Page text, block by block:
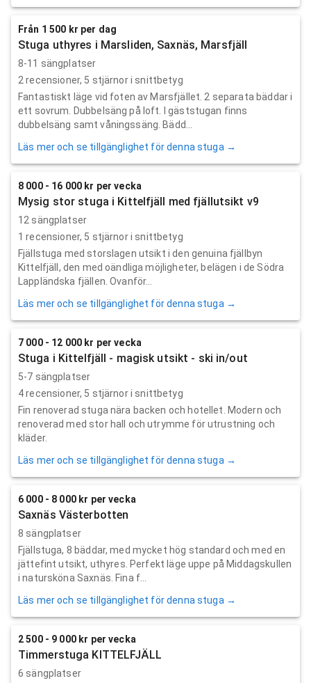
Från 1 500 kr per dag
Stuga uthyres i Marsliden, Saxnäs, Marsfjäll
8-11 sängplatser
2 recensioner, 5 stjärnor i snittbetyg
Fantastiskt läge vid foten av Marsfjället. 2 separata bäddar i
ett sovrum. Dubbelsäng på loft. I gäststugan finns
dubbelsäng samt våningssäng. Bädd...
Läs mer och se tillgänglighet för denna stuga →
8 000 - 16 000 kr per vecka
Mysig stor stuga i Kittelfjäll med fjällutsikt v9
12 sängplatser
1 recensioner, 5 stjärnor i snittbetyg
Fjällstuga med storslagen utsikt i den genuina fjällbyn
Kittelfjäll, den med oändliga möjligheter, belägen i de Södra
Lappländska fjällen. Ovanför...
Läs mer och se tillgänglighet för denna stuga →
7 000 - 12 000 kr per vecka
Stuga i Kittelfjäll - magisk utsikt - ski in/out
5-7 sängplatser
4recensioner, 5 stjärnor i snittbetyg
Fin renoverad stuga nära backen och hotellet. Modern och
renoverad med stor hall och utrymme för utrustning och
kläder.
Läs mer och se tillgänglighet för denna stuga →
6 000 - 8 000 kr per vecka
Saxnäs Västerbotten
8 sängplatser
Fjällstuga, 8 bäddar, med mycket hög standard och med en
jättefint utsikt, uthyres. Perfekt läge uppe på Middagskullen
i natursköna Saxnäs. Fina f...
Läs mer och se tillgänglighet för denna stuga →
2 500 - 9 000 kr per vecka
Timmerstuga KITTELFJÄLL
6 sängplatser